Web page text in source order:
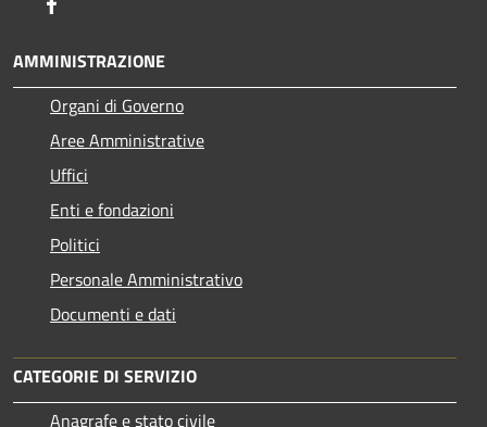
AMMINISTRAZIONE
Organi di Governo
Aree Amministrative
Uffici
Enti e fondazioni
Politici
Personale Amministrativo
Documenti e dati
CATEGORIE DI SERVIZIO
Anagrafe e stato civile